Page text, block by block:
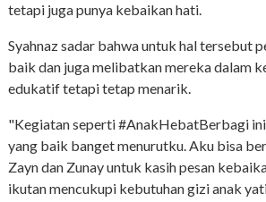
tetapi juga punya kebaikan hati.
Syahnaz sadar bahwa untuk hal tersebut
baik dan juga melibatkan mereka dalam
edukatif tetapi tetap menarik.
"Kegiatan seperti #AnakHebatBerbagi
yang baik banget menurutku. Aku bisa
Zayn dan Zunay untuk kasih pesan
ikutan mencukupi kebutuhan gizi anak